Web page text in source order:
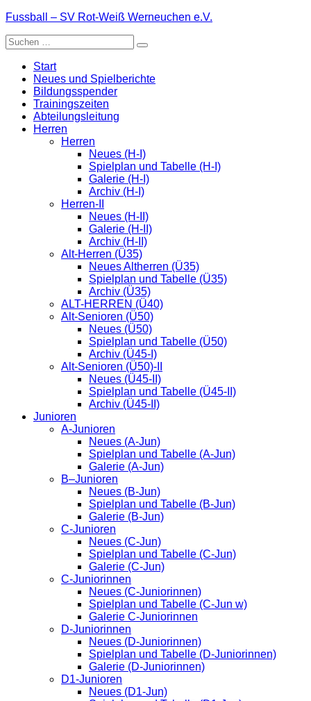
Zum
springen
Fussball – SV Rot-Weiß Werneuchen e.V.
Suche
nach:
Start
Neues und Spielberichte
Bildungsspender
Trainingszeiten
Abteilungsleitung
Herren
Herren
Neues (H-I)
Spielplan und Tabelle (H-I)
Galerie (H-I)
Archiv (H-I)
Herren-II
Neues (H-II)
Galerie (H-II)
Archiv (H-II)
Alt-Herren (Ü35)
Neues Altherren (Ü35)
Spielplan und Tabelle (Ü35)
Archiv (Ü35)
ALT-HERREN (Ü40)
Alt-Senioren (Ü50)
Neues (Ü50)
Spielplan und Tabelle (Ü50)
Archiv (Ü45-I)
Alt-Senioren (Ü50)-II
Neues (Ü45-II)
Spielplan und Tabelle (Ü45-II)
Archiv (Ü45-II)
Junioren
A-Junioren
Neues (A-Jun)
Spielplan und Tabelle (A-Jun)
Galerie (A-Jun)
B–Junioren
Neues (B-Jun)
Spielplan und Tabelle (B-Jun)
Galerie (B-Jun)
C-Junioren
Neues (C-Jun)
Spielplan und Tabelle (C-Jun)
Galerie (C-Jun)
C-Juniorinnen
Neues (C-Juniorinnen)
Spielplan und Tabelle (C-Jun w)
Galerie C-Juniorinnen
D-Juniorinnen
Neues (D-Juniorinnen)
Spielplan und Tabelle (D-Juniorinnen)
Galerie (D-Juniorinnen)
D1-Junioren
Neues (D1-Jun)